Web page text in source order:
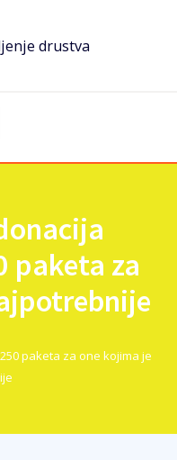
paketa za
paketa za one kojima je